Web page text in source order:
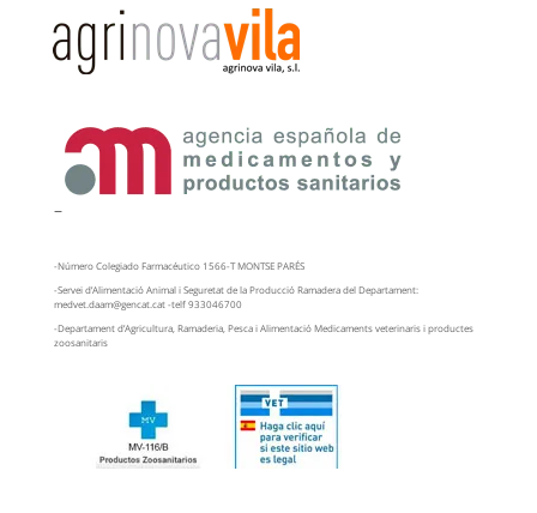
–
-Número Colegiado Farmacéutico 1566-T MONTSE PARÉS
-Servei d’Alimentació Animal i Seguretat de la Producció Ramadera del Departament:
medvet.daam@gencat.cat -telf 933046700
-Departament d’Agricultura, Ramaderia, Pesca i Alimentació Medicaments veterinaris i productes
zoosanitaris